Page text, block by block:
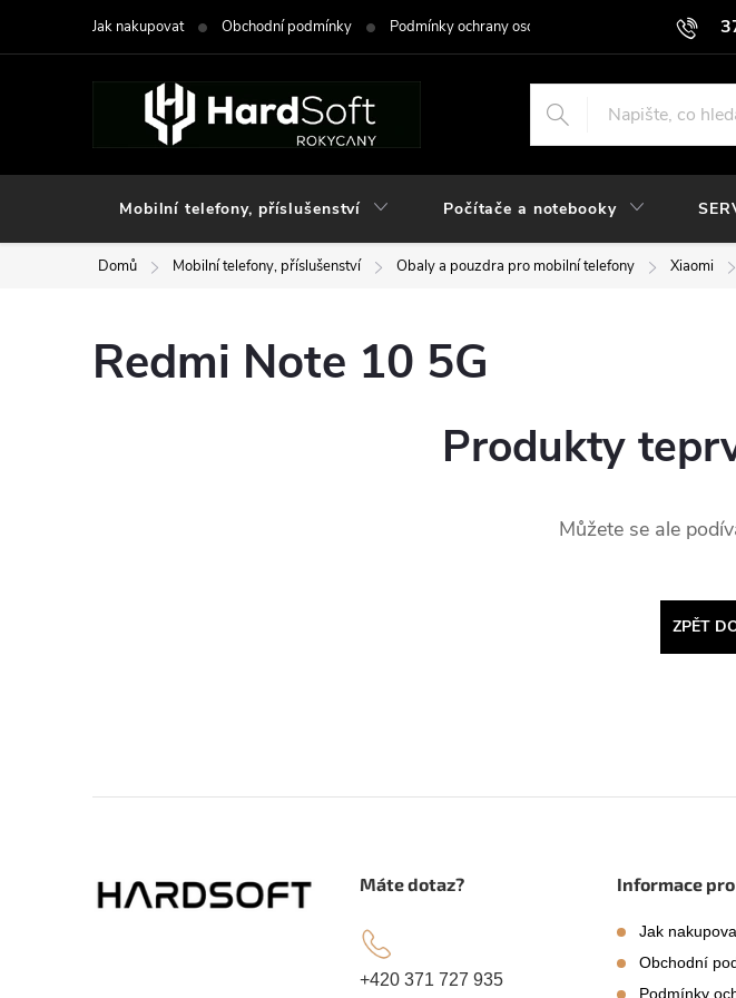
Jak nakupovat Obchodní podmínky Podmínky ochrany osobních údajů
Mobilní telefony, příslušenství Počítače a notebooky
Domů Mobilní telefony, příslušenství Obaly a pouzdra pro mobilní telefony Xiaomi
Redmi Note 10 5G
Produkty
Můžete se ale
ZPĚT
Máte dotaz?
+420 371 727 935
Informace
Jak
Obchodní
Podmínky